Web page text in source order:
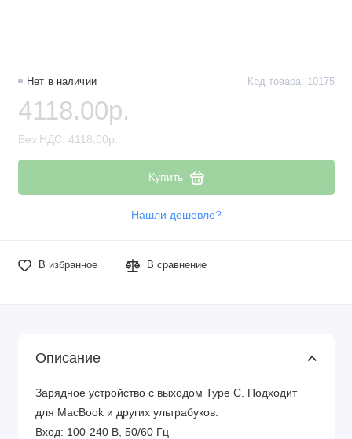
Нет в наличии Код товара: 10175
4118.00р.
Без НДС: 4118.00р.
Купить
Нашли дешевле?
В избранное В сравнение
Описание
Зарядное устройство с выходом Type C. Подходит
для MacBook и других ультрабуков.
Вход: 100-240 В, 50/60 Гц